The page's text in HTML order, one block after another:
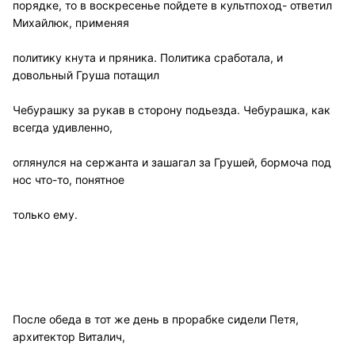
порядке, то в воскресенье пойдете в культпоход- ответил
Михайлюк, применяя
политику кнута и пряника. Политика сработала, и
довольный Груша потащил
Чебурашку за рукав в сторону подьезда. Чебурашка, как
всегда удивленно,
оглянулся на сержанта и зашагал за Грушей, бормоча под
нос что-то, понятное
только ему.
После обеда в тот же день в прорабке сидели Петя,
архитектор Виталич,